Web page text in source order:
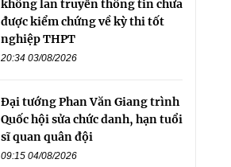
không lan truyền thông tin chưa
được kiểm chứng về kỳ thi tốt
nghiệp THPT
20:34 03/08/2026
Đại tướng Phan Văn Giang trình
Quốc hội sửa chức danh, hạn tuổi
sĩ quan quân đội
09:15 04/08/2026